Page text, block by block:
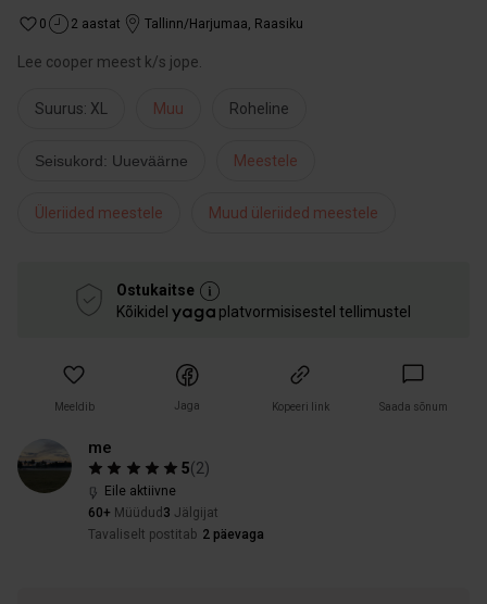
0 2 aastat Tallinn/Harjumaa, Raasiku
Lee cooper meest k/s jope.
Suurus: XL Muu Roheline
Seisukord: Uueväärne Meestele
Üleriided meestele Muud üleriided meestele
Ostukaitse
Kõikidel
platvormisisestel tellimustel
Meeldib Jaga Kopeeri link Saada sõnum
me
5(2)
Eile aktiivne
60+ Müüdud 3 Jälgijat
Tavaliselt postitab 2 päevaga